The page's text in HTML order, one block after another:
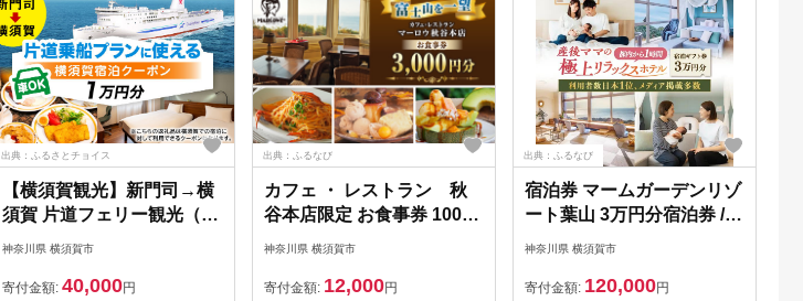
出典：ふるさとチョイス
【横須賀観光】新門司→横
須賀 片道フェリー観光（車
乗船可）＋選べるホテル宿
ーポン券 フェリー 宿泊
神奈川県 横須賀市
寄付金額:40,000円
出典：ふるなび
カフェ ・ レストラン 秋
谷本店限定 お食事券 1000
円 × 3枚 / お食事券 カフェ
券 横須賀 お食事券【マー
神奈川県 横須賀市
寄付金額: 12,000円
出典：ふるなび
宿泊券 マームガーデンリゾ
ート葉山 3万円分宿泊券 /
宿泊券 リゾート宿泊券 ホ
ズ】 [AKBM006]
神奈川県 横須賀市
寄付金額: 120,000円